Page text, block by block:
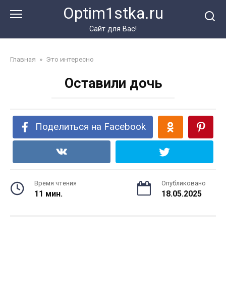
Optim1stka.ru
Сайт для Вас!
Главная » Это интересно
Оставили дочь
Поделиться на Facebook
Время чтения
11 мин.
Опубликовано
18.05.2025